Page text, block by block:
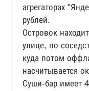
агрегаторах
рублей.
Островок
улице, по
куда потом
насчитывается
Суши-бар имеет